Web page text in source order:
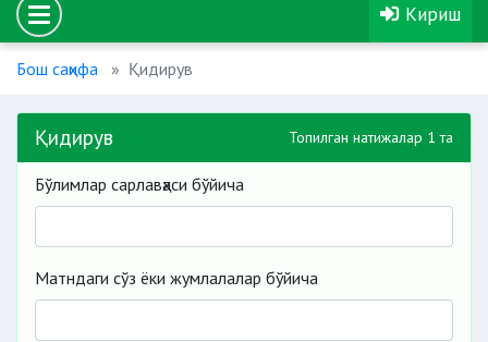
Кириш
Бош саҳифа Қидирув
Қидирув Топилган натижалар 1 та
Бўлимлар сарлавҳаси бўйича
Матндаги сўз ёки жумлалалар бўйича